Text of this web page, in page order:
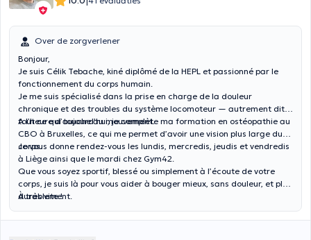
Over de zorgverlener
Bonjour,
Je suis Célik Tebache, kiné diplômé de la HEPL et passionné par le
fonctionnement du corps humain.
Je me suis spécialisé dans la prise en charge de la douleur
chronique et des troubles du système locomoteur — autrement dit,
tout ce qui touche au mouvement.
A l’heure d’aujourd’hui, je complète ma formation en ostéopathie au
CBO à Bruxelles, ce qui me permet d’avoir une vision plus large du
corps.
Je vous donne rendez-vous les lundis, mercredis, jeudis et vendredis
à Liège ainsi que le mardi chez Gym42.
Que vous soyez sportif, blessé ou simplement à l’écoute de votre
corps, je suis là pour vous aider à bouger mieux, sans douleur, et plus
durablement.
À très vite !